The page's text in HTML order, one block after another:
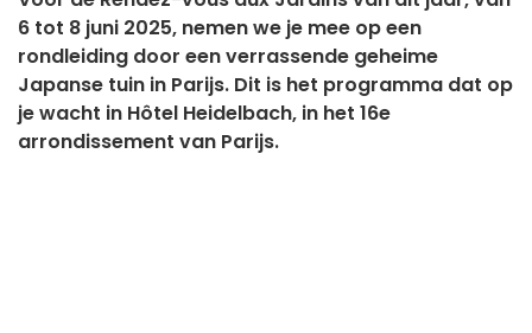
6 tot 8 juni 2025, nemen we je mee op een
rondleiding door een verrassende geheime
Japanse tuin in Parijs. Dit is het programma dat op
je wacht in Hôtel Heidelbach, in het 16e
arrondissement van Parijs.